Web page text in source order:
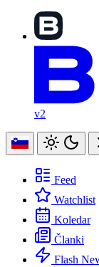
v2
Feed
Watchlist
Koledar
Članki
Flash